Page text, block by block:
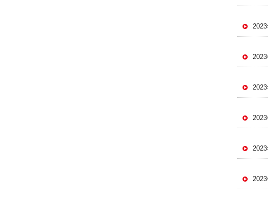
2023
2023
2023
2023
2023
2023